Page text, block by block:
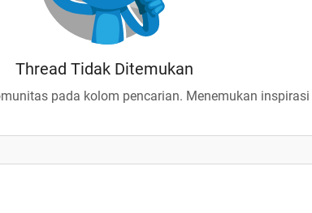
Thread Tidak Ditemukan
pada kolom pencarian. Menemukan